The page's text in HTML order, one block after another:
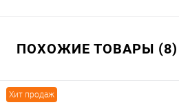
ПОХОЖИЕ ТОВАРЫ (8)
Хит продаж